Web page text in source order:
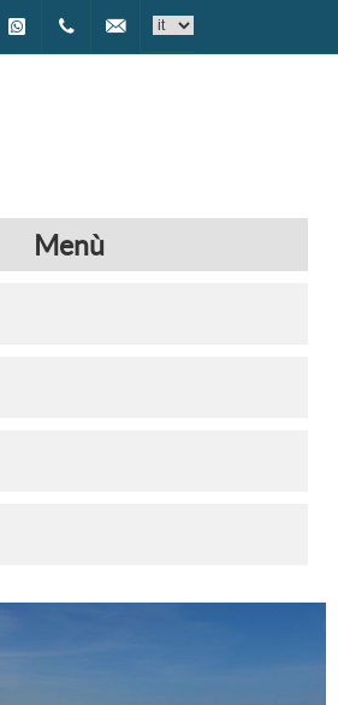
Facebook WhatsApp0994002622
Menù